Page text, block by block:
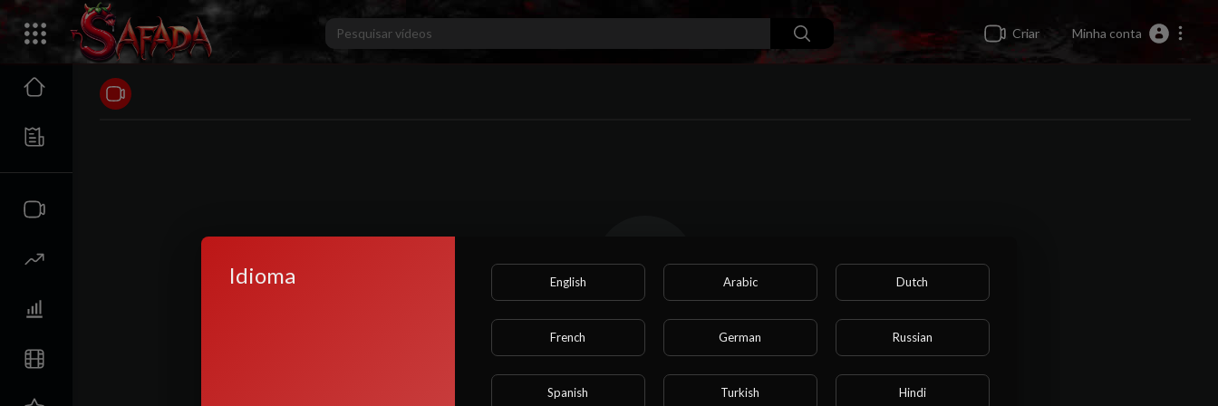
Criar Minha conta
Nenhum vídeo encontrado por enquanto!
Idioma English Arabic Dutch
French German Russian
Spanish Turkish Hindi